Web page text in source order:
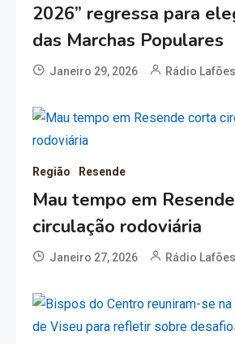
2026” regressa para
das Marchas Populares
Janeiro 29, 2026 Rádio Lafões
Região Resende
Mau tempo em
circulação rodoviária
Janeiro 27, 2026 Rádio Lafões